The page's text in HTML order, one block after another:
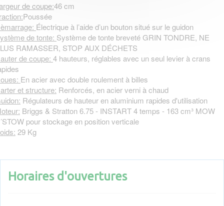
de coupe:46 cm
Poussée
Électrique à l’aide d’un bouton situé sur le guidon
de tonte: Système de tonte breveté GRIN TONDRE, NE
RAMASSER, STOP AUX DÉCHETS
de coupe: 4 hauteurs, réglables avec un seul levier à crans
En acier avec double roulement à billes
et structure: Renforcés, en acier verni à chaud
Régulateurs de hauteur en aluminium rapides d'utilisation
Briggs & Stratton 6.75 - INSTART 4 temps - 163 cm³ MOW
pour stockage en position verticale
29 Kg
Horaires d'ouvertures